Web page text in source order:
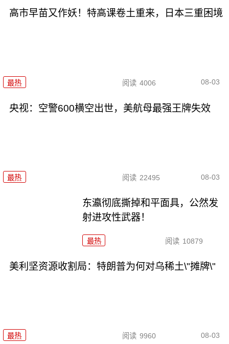
高市早苗又作妖！特高课卷土重来，日本三重困境
最热 阅读 4006 08-03
央视：空警600横空出世，美航母最强王牌失效
最热 阅读 22495 08-03
东瀛彻底撕掉和平面具，公然发
射进攻性武器！
最热 阅读 10879
美利坚资源收割局：特朗普为何对乌稀土\"摊牌\"
最热 阅读 9960 08-03